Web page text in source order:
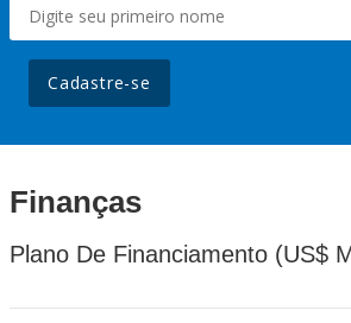
Cadastre-se
Finanças
Plano De Financiamento (US$